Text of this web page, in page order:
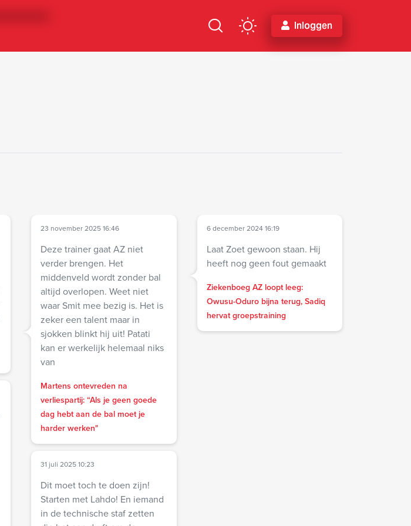
Inloggen
23 november 2025 16:46
Deze trainer gaat AZ niet
verder brengen. Het
middenveld wordt zonder bal
altijd overlopen. Weet niet
waar Smit mee bezig is. Het is
zeker een talent maar in
sjokken blinkt hij uit! Patati
kan er werkelijk helemaal niks
van
Martens ontevreden na
verliespartij: “Als je geen goede
dag hebt aan de bal moet je
harder werken"
31 juli 2025 10:23
Dit moet toch te doen zijn!
Starten met Lahdo! En iemand
in de technische staf zetten
6 december 2024 16:19
Laat Zoet gewoon staan. Hij
heeft nog geen fout gemaakt
Ziekenboeg AZ loopt leeg:
Owusu-Oduro bijna terug, Sadiq
hervat groepstraining